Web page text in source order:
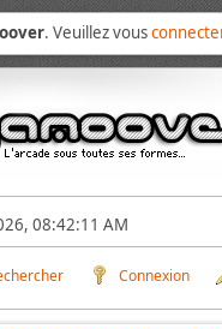
. Veuillez vous
08:42:11 AM
Connexion